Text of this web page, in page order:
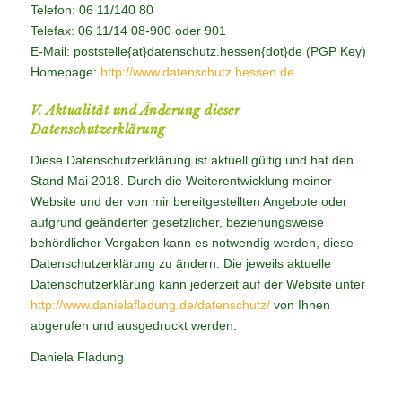
Telefon: 06 11/140 80
Telefax: 06 11/14 08-900 oder 901
E-Mail: poststelle{at}datenschutz.hessen{dot}de (PGP Key)
Homepage: http://www.datenschutz.hessen.de
V. Aktualität und Änderung dieser
Datenschutzerklärung
Diese Datenschutzerklärung ist aktuell gültig und hat den
Stand Mai 2018. Durch die Weiterentwicklung meiner
Website und der von mir bereitgestellten Angebote oder
aufgrund geänderter gesetzlicher, beziehungsweise
behördlicher Vorgaben kann es notwendig werden, diese
Datenschutzerklärung zu ändern. Die jeweils aktuelle
Datenschutzerklärung kann jederzeit auf der Website unter
http://www.danielafladung.de/datenschutz/von Ihnen
abgerufen und ausgedruckt werden.
Daniela Fladung